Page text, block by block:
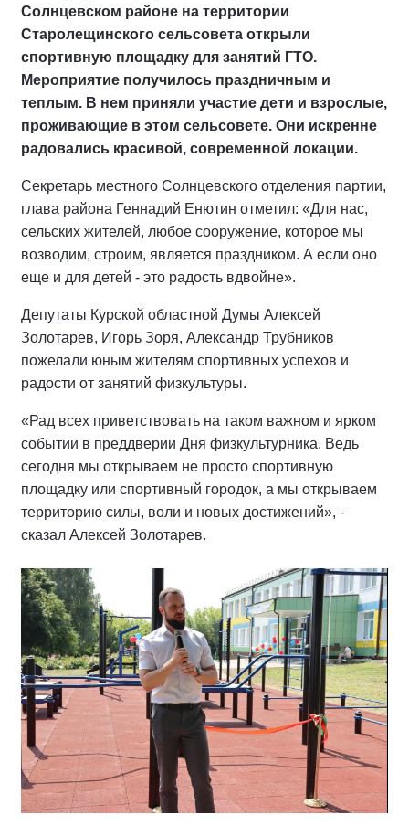
Солнцевском районе на территории
Старолещинского сельсовета открыли
спортивную площадку для занятий ГТО.
Мероприятие получилось праздничным и
теплым. В нем приняли участие дети и взрослые,
проживающие в этом сельсовете. Они искренне
радовались красивой, современной локации.
Секретарь местного Солнцевского отделения партии,
глава района Геннадий Енютин отметил: «Для нас,
сельских жителей, любое сооружение, которое мы
возводим, строим, является праздником. А если оно
еще и для детей - это радость вдвойне».
Депутаты Курской областной Думы Алексей
Золотарев, Игорь Зоря, Александр Трубников
пожелали юным жителям спортивных успехов и
радости от занятий физкультуры.
«Рад всех приветствовать на таком важном и ярком
событии в преддверии Дня физкультурника. Ведь
сегодня мы открываем не просто спортивную
площадку или спортивный городок, а мы открываем
территорию силы, воли и новых достижений», -
сказал Алексей Золотарев.